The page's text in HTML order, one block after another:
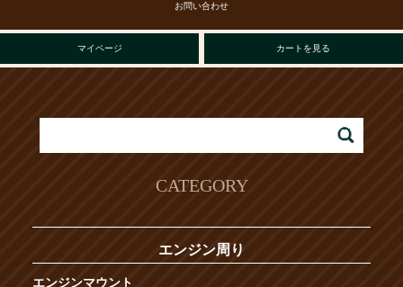
お問い合わせ
マイページ カートを見る
CATEGORY
エンジン周り
エンジンマウント